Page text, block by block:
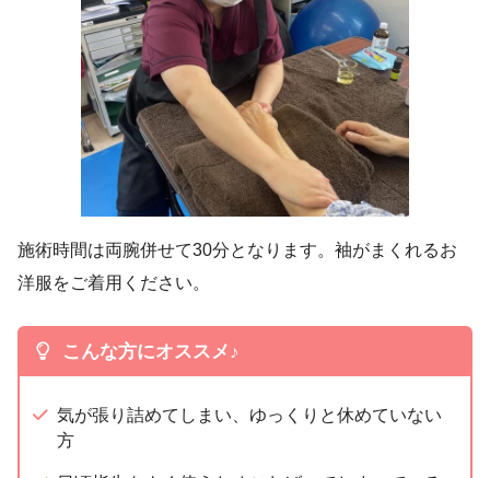
施術時間は両腕併せて30分となります。袖がまくれるお
洋服をご着用ください。
こんな方にオススメ♪
気が張り詰めてしまい、ゆっくりと休めていない
方